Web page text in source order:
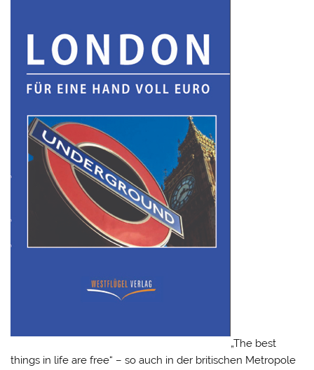
„The best
things in life are free“ – so auch in der britischen Metropole